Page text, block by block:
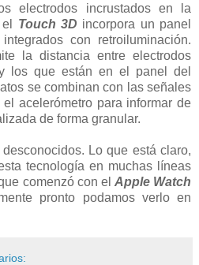
electrodos incrustados en la
Touch 3D incorpora un panel
con retroiluminación.
la distancia entre electrodos
los que están en el panel del
se combinan con las señales
acelerómetro para informar de
de forma granular.
Lo que está claro,
tecnología en muchas líneas
comenzó con el Apple Watch
pronto podamos verlo en